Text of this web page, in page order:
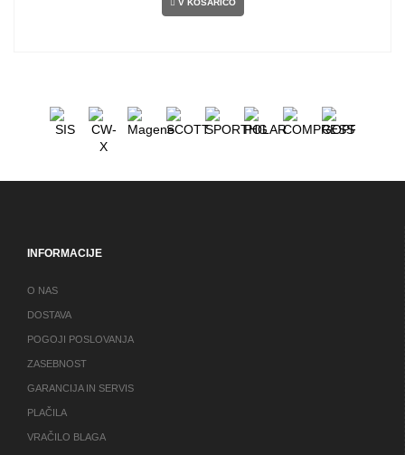
V KOŠARICO
INFORMACIJE
O NAS
DOSTAVA
POGOJI POSLOVANJA
ZASEBNOST
GARANCIJA IN SERVIS
PLAČILA
VRAČILO BLAGA